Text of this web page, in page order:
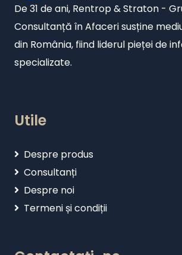
De 31 de ani, Rentrop & Straton -
Consultanță în Afaceri susține
din România, fiind liderul pieței de
specializate.
Utile
Despre produs
Consultanți
Despre noi
Termeni și condiții